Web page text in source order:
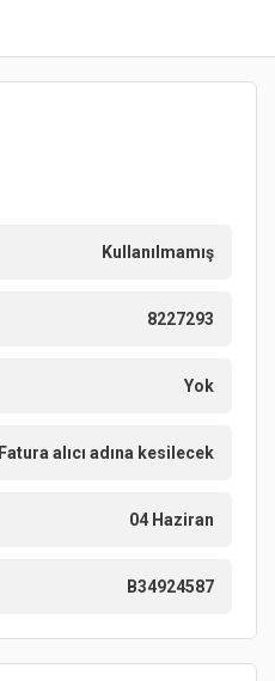
Kullanılmamış
8227293
Yok
Fatura alıcı adına kesilecek
04 Haziran
B34924587